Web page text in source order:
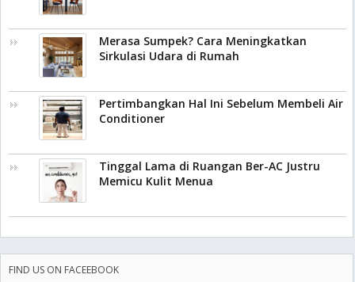
Merasa Sumpek? Cara Meningkatkan
Sirkulasi Udara di Rumah
Pertimbangkan Hal Ini Sebelum Membeli Air
Conditioner
Tinggal Lama di Ruangan Ber-AC Justru
Memicu Kulit Menua
FIND US ON FACEEBOOK